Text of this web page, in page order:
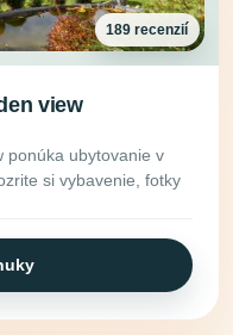
189 recenzií
view
ponúka ubytovanie v
si vybavenie, fotky